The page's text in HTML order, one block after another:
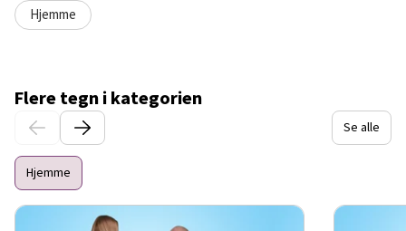
Hjemme
Flere tegn i kategorien
Se alle
Hjemme